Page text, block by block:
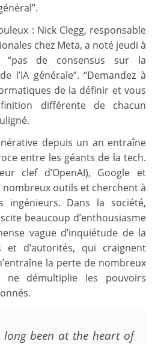
: Nick Clegg, responsable
chez Meta, a noté jeudi à
“pas de consensus sur la
l’IA générale”. “Demandez à
de la définir et vous
différente de chacun
depuis un an entraîne
entre les géants de la tech.
clef d’OpenAI), Google et
outils et cherchent à
ingénieurs. Dans la société,
beaucoup d’enthousiasme
vague d’inquiétude de la
et d’autorités, qui craignent
la perte de nombreux
ne démultiplie les pouvoirs
long been at the heart of